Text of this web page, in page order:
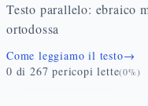
Testo parallelo: ebraico
ortodossa
Come leggiamo il testo→
0 di 267 pericopi lette(0%)